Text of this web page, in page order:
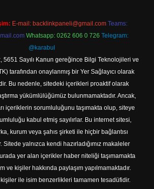
E-mail: backlinkpaneli@gmail.com Teams:
Whatsapp: 0262 606 0 726 Telegram:
@karabul
5651 Sayılı Kanun gereğince Bilgi Teknolojileri ve
tarafından onaylanmış bir Yer Sağlayıcı olarak
Bu nedenle, sitedeki içerikleri proaktif olarak
yükümlülüğümüz bulunmamaktadır. Ancak,
içeriklerin sorumluluğunu taşımakta olup, siteye
kabul etmiş sayılırlar. Bu internet sitesi,
kurum veya şahıs şirketi ile hiçbir bağlantısı
Sitede yalnızca kendi hazırladığımız makaleler
yer alan içerikler haber niteliği taşımamakta
ve kişiler hakkında paylaşım yapılmamaktadır.
ile isim benzerlikleri tamamen tesadüfidir.